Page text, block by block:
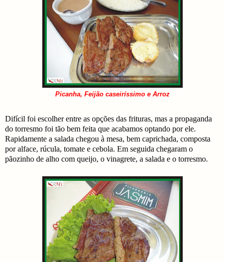
Picanha, Feijão caseiríssimo e Arroz
Difícil foi escolher entre as opções das frituras, mas a propaganda
do torresmo foi tão bem feita que acabamos optando por ele.
Rapidamente a salada chegou à mesa, bem caprichada, composta
por alface, rúcula, tomate e cebola. Em seguida chegaram o
pãozinho de alho com queijo, o vinagrete, a salada e o torresmo.